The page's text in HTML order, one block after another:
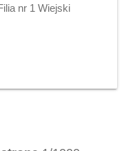
nr 1 Wiejski